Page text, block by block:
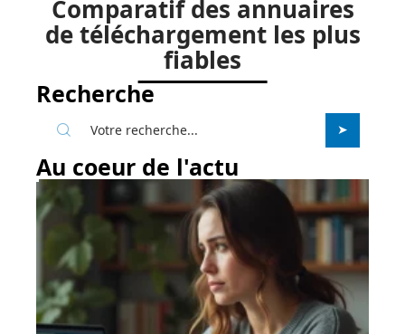
Comparatif des annuaires
de téléchargement les plus
fiables
Recherche
Au coeur de l'actu